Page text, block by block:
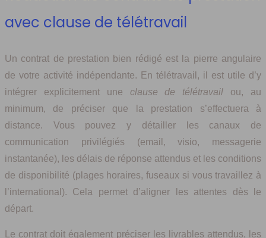
avec clause de télétravail
Un contrat de prestation bien rédigé est la pierre angulaire
de votre activité indépendante. En télétravail, il est utile d’y
intégrer explicitement une clause de télétravail ou, au
minimum, de préciser que la prestation s’effectuera à
distance. Vous pouvez y détailler les canaux de
communication privilégiés (email, visio, messagerie
instantanée), les délais de réponse attendus et les conditions
de disponibilité (plages horaires, fuseaux si vous travaillez à
l’international). Cela permet d’aligner les attentes dès le
départ.
Le contrat doit également préciser les livrables attendus, les